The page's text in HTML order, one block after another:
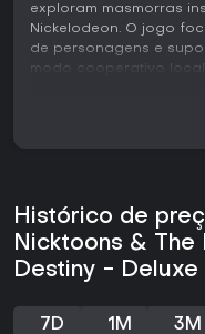
exploram masmorras
Nickelodeon. O jogo
de personagens e
modo cooperativo local.
personagem ocupando
distância, cavaleiro
curandeiro. É preciso
fases, que
secundárias e troca
Histórico de
Nicktoons & The
Destiny - Deluxe
7D 1M 3M